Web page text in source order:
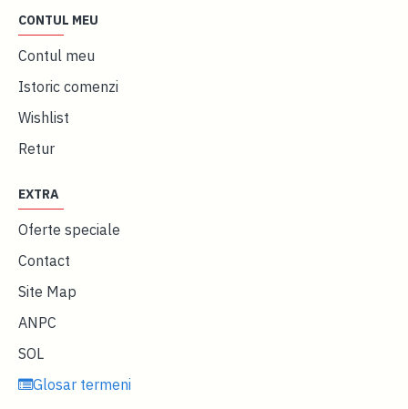
CONTUL MEU
Contul meu
Istoric comenzi
Wishlist
Retur
EXTRA
Oferte speciale
Contact
Site Map
ANPC
SOL
Glosar termeni